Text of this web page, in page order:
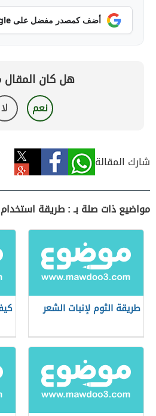
أضف كمصدر مفضل على Google
هل كان المقال
نعم لا
شارك المقالة
مواضيع ذات صلة بـ : طريقة استخدام
طريقة الثوم لإنبات الشعر